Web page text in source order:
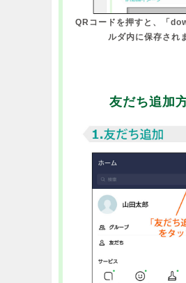
QRコードを押すと、「
ルダ内に保存され
友だち追加